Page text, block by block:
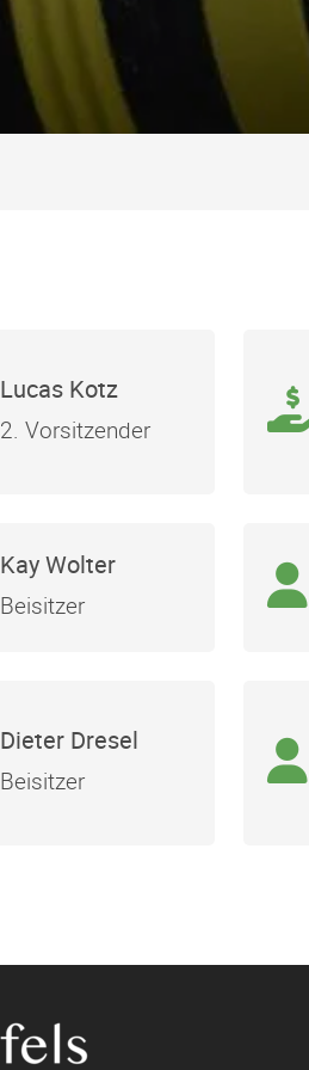
Lucas Kotz
2. Vorsitzender
Kay Wolter
Beisitzer
Dieter Dresel
Beisitzer